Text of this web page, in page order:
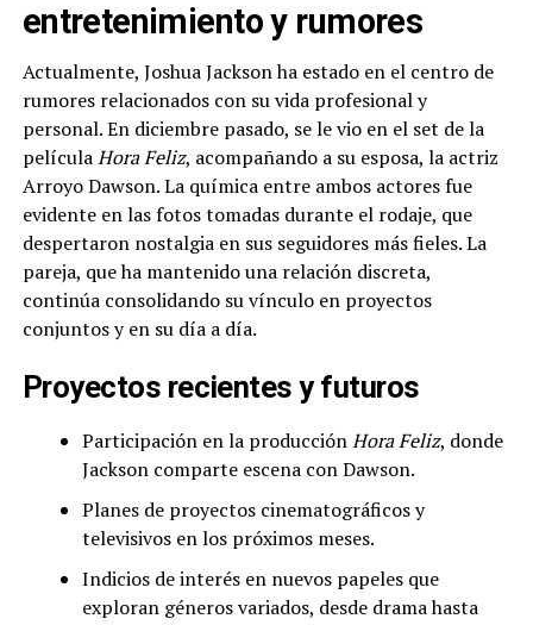
entretenimiento y rumores
Actualmente, Joshua Jackson ha estado en el centro de
rumores relacionados con su vida profesional y
personal. En diciembre pasado, se le vio en el set de la
películaHora Feliz, acompañando a su esposa, la actriz
Arroyo Dawson. La química entre ambos actores fue
evidente en las fotos tomadas durante el rodaje, que
despertaron nostalgia en sus seguidores más fieles. La
pareja, que ha mantenido una relación discreta,
continúa consolidando su vínculo en proyectos
conjuntos y en su día a día.
Proyectos recientes y futuros
Participación en la producciónHora Feliz, donde
Jackson comparte escena con Dawson.
Planes de proyectos cinematográficos y
televisivos en los próximos meses.
Indicios de interés en nuevos papeles que
exploran géneros variados, desde drama hasta